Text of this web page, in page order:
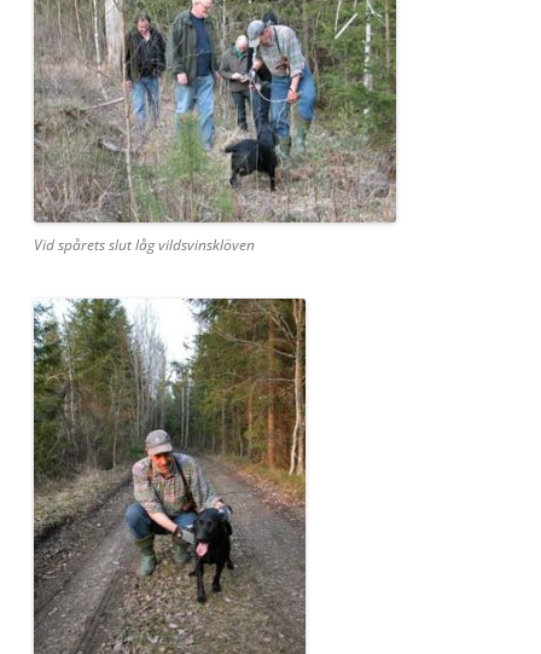
Vid spårets slut låg vildsvinsklöven